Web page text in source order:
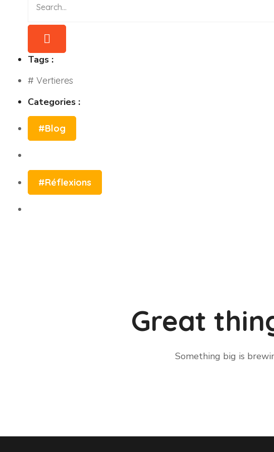
Tags :
# Vertieres
Categories :
#Blog
#Réflexions
#Blog
#Réflexions
Great
Something big is